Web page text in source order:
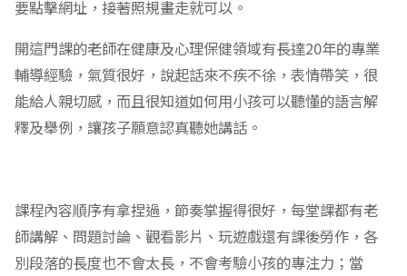
要點擊網址，接著照規畫走就可以。
開這門課的老師在健康及心理保健領域有長達20年的專業
輔導經驗，氣質很好，說起話來不疾不徐，表情帶笑，很
能給人親切感，而且很知道如何用小孩可以聽懂的語言解
釋及舉例，讓孩子願意認真聽她講話。
課程內容順序有拿捏過，節奏掌握得很好，每堂課都有老
師講解、問題討論、觀看影片、玩遊戲還有課後勞作，各
別段落的長度也不會太長，不會考驗小孩的專注力；當